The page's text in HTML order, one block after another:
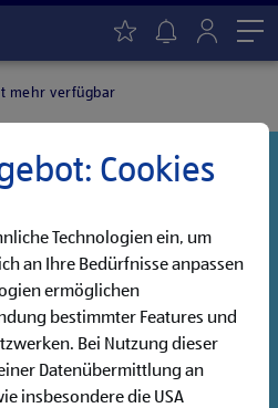
mehr verfügbar
die auf dich warten!
dein Interesse!
Jobs oder abonniere deinen
Jobalarm:
Jobalarm
Cookies
Technologien ein, um
an Ihre Bedürfnisse anpassen
ermöglichen
bestimmter Features und
Bei Nutzung dieser
Datenübermittlung an
insbesondere die USA